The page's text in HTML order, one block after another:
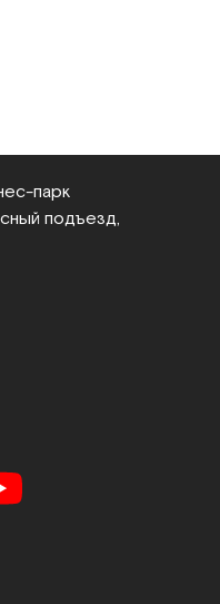
подъезд,